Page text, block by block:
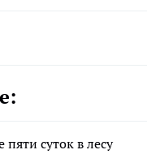
суток в лесу